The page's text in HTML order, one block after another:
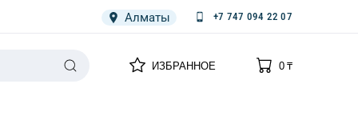
Алматы +7 747 094 22 07
ИЗБРАННОЕ
0
0₸